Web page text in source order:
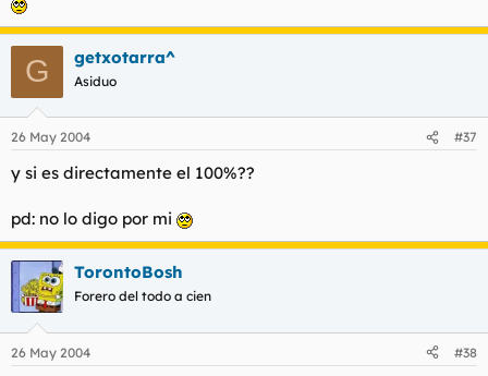
G getxotarra^
Asiduo
26 May 2004 #37
y si es directamente el 100%??
pd: no lo digo por mi
TorontoBosh
Forero del todo a cien
26 May 2004 #38